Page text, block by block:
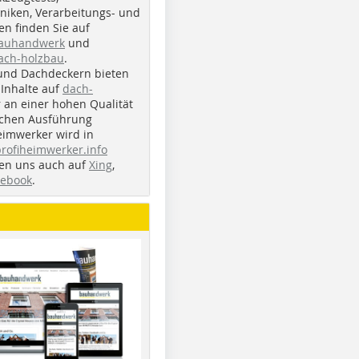
Verarbeitungs- und
finden Sie auf
und
holzbau.
Dachdeckern bieten
Inhalte auf dach-
an einer hohen Qualität
Ausführung
wird in
uns auch aufXing,
.